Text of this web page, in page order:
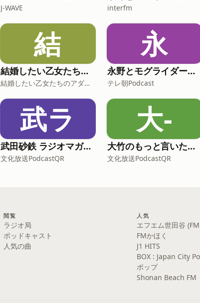
J-WAVE interfm
結
結婚したい乙女たちのアダルトーク
結婚したい乙女たちのアダルトーク
永
永野とモグライダー芝のぐるり遠回り
テレ朝Podcast
武ラ
武田砂鉄 ラジオマガジン「ラジマガエッセイ」
文化放送PodcastQR
大-
大竹のもっと言いたい放題 - 大竹まこと ゴールデンラジオ！
文化放送PodcastQR
閲覧
ラジオ局
ポッドキャスト
人気の曲
人気
エフエム世田谷
FMかほく
J1 HITS
BOX : Japan City
ポップ
Shonan Beach FM